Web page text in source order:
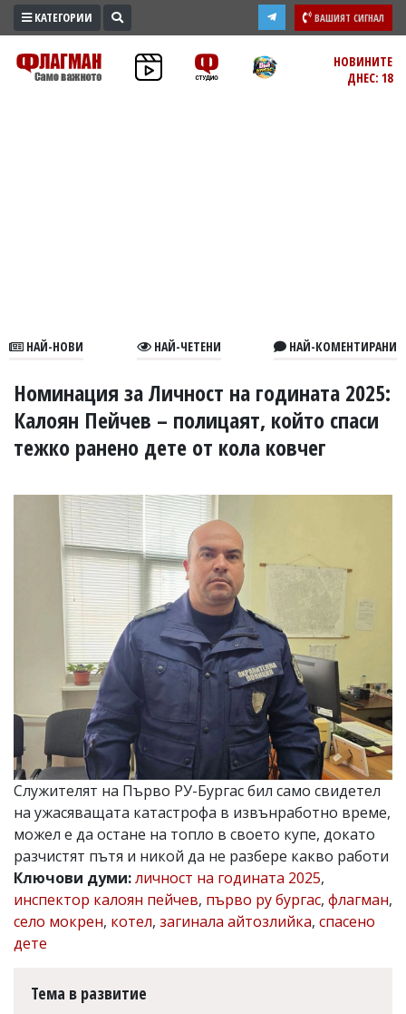
ПРОМО
ЗОНА
В
УКРАЙНА
СПОРТ
РАЗСЛЕДВАНЕ
БИЗНЕС
Управители:
v.vasilev@flagman.bg
k.kassabova@flagman.bg
Главен
редактор:
Иван
Колев,
email:
office@flagman.bg
Коментарите
статиите
се
въвеждат
читателите
и
носи
КАТЕГОРИИ ВАШИЯТ СИГНАЛ
НОВИНИТЕ
ДНЕС: 18
НАЙ-НОВИ НАЙ-ЧЕТЕНИ НАЙ-КОМЕНТИРАНИ
Номинация за Личност на годината 2025:
Калоян Пейчев – полицаят, който спаси
тежко ранено дете от кола ковчег
Служителят на Първо РУ-Бургас бил само свидетел
на ужасяващата катастрофа в извънработно време,
можел е да остане на топло в своето купе, докато
разчистят пътя и никой да не разбере какво работи
Ключови думи:личност на годината 2025,
инспектор калоян пейчев, първо ру бургас, флагман,
село мокрен, котел, загинала айтозлийка, спасено
дете
Тема в развитие